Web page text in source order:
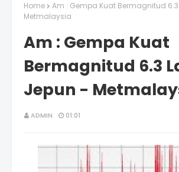
Home
Am : Gempa Kuat Bermagnitud
Metmalaysia
Am : Gempa Kuat
Bermagnitud 6.3
Jepun -
ADMIN 01:01